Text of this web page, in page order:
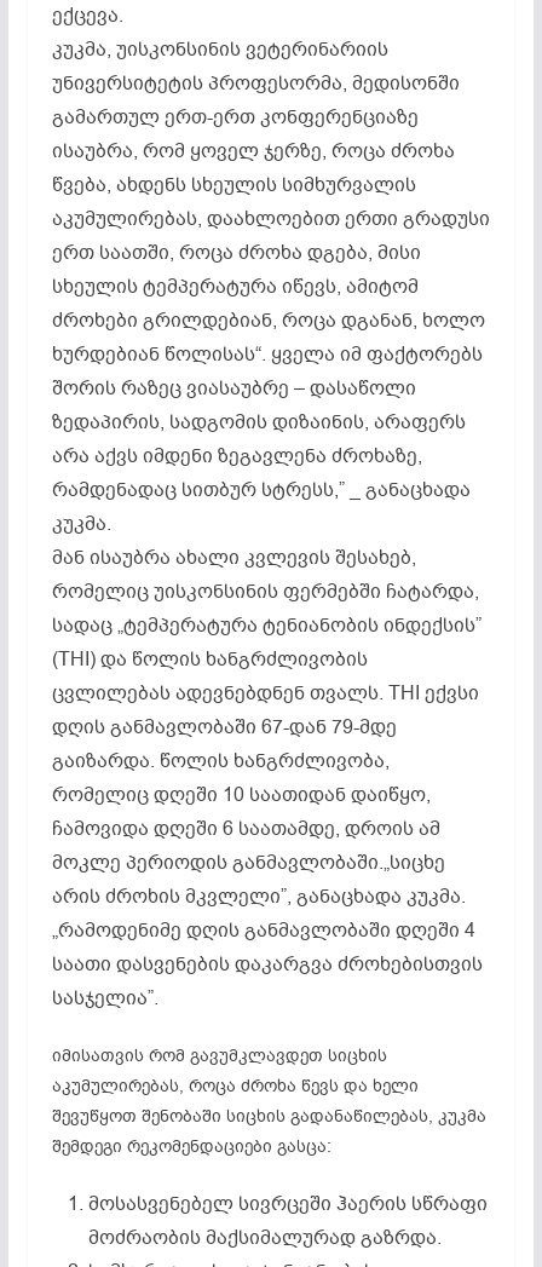
ექცევა.
კუკმა, უისკონსინის ვეტერინარიის
უნივერსიტეტის პროფესორმა, მედისონში
გამართულ ერთ-ერთ კონფერენციაზე
ისაუბრა, რომ ყოველ ჯერზე, როცა ძროხა
წვება, ახდენს სხეულის სიმხურვალის
აკუმულირებას, დაახლოებით ერთი გრადუსი
ერთ საათში, როცა ძროხა დგება, მისი
სხეულის ტემპერატურა იწევს, ამიტომ
ძროხები გრილდებიან, როცა დგანან, ხოლო
ხურდებიან წოლისას“. ყველა იმ ფაქტორებს
შორის რაზეც ვიასაუბრე – დასაწოლი
ზედაპირის, სადგომის დიზაინის, არაფერს
არა აქვს იმდენი ზეგავლენა ძროხაზე,
რამდენადაც სითბურ სტრესს,” _ განაცხადა
კუკმა.
მან ისაუბრა ახალი კვლევის შესახებ,
რომელიც უისკონსინის ფერმებში ჩატარდა,
სადაც „ტემპერატურა ტენიანობის ინდექსის”
(THI) და წოლის ხანგრძლივობის
ცვლილებას ადევნებდნენ თვალს. THI ექვსი
დღის განმავლობაში 67-დან 79-მდე
გაიზარდა. წოლის ხანგრძლივობა,
რომელიც დღეში 10 საათიდან დაიწყო,
ჩამოვიდა დღეში 6 საათამდე, დროის ამ
მოკლე პერიოდის განმავლობაში.„სიცხე
არის ძროხის მკვლელი”, განაცხადა კუკმა.
„რამოდენიმე დღის განმავლობაში დღეში 4
საათი დასვენების დაკარგვა ძროხებისთვის
სასჯელია”.
იმისათვის რომ გავუმკლავდეთ სიცხის
აკუმულირებას, როცა ძროხა წევს და ხელი
შევუწყოთ შენობაში სიცხის გადანაწილებას, კუკმა
შემდეგი რეკომენდაციები გასცა:
მოსასვენებელ სივრცეში ჰაერის სწრაფი
მოძრაობის მაქსიმალურად გაზრდა.